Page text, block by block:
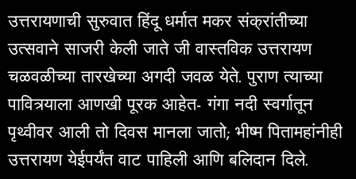
उत्तरायणाची सुरुवात हिंदू धर्मात मकर संक्रांतीच्या
उत्सवाने साजरी केली जाते जी वास्तविक उत्तरायण
चळवळीच्या तारखेच्या अगदी जवळ येते. पुराण त्याच्या
पावित्र्याला आणखी पूरक आहेत- गंगा नदी स्वर्गातून
पृथ्वीवर आली तो दिवस मानला जातो; भीष्म पितामहांनीही
उत्तरायण येईपर्यंत वाट पाहिली आणि बलिदान दिले.